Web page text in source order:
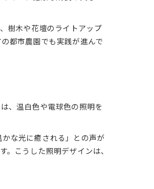
樹木や花壇のライトアップ
都市農園でも実践が進んで
、温白色や電球色の照明を
な光に癒される」との声が
こうした照明デザインは、